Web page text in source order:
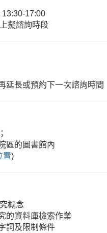
17:00
擬諮詢時段
延長或預約下一次諮詢時間
區的圖書館內
置)
概念
的資料庫檢索作業
詞及限制條件